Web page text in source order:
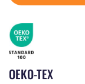
OEKO-TEX